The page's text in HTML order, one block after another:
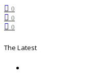
0
0
0
The Latest